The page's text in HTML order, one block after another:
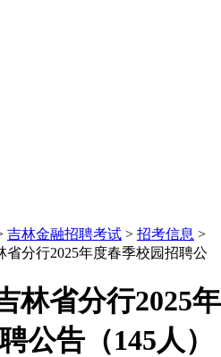
吉林金融招聘考试 > 招考信息 >
省分行2025年度春季校园招聘公
林省分行2025年
公告（145人）